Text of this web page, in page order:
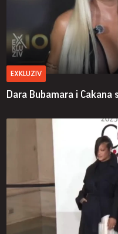
EXKLUZIV
Dara Bubamara i Cakana